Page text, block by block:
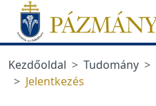
Ugrás a menüre
Ugrás a tartalomra
Kezdőoldal
Tudomány
Jelentkezés